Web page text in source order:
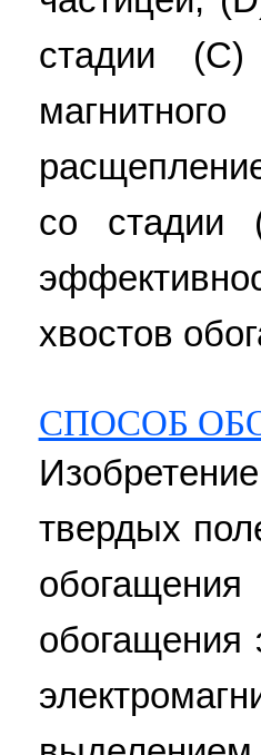
стадии
со стадии
хвостов
СПОСОБ
твердых
обогащения